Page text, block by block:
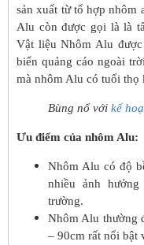
sản xuất từ tổ hợp nhôm
Alu còn được gọi là là
Vật liệu Nhôm Alu
biển quảng cáo ngoài
mà nhôm Alu có tuổi thọ
Bùng nổ với kế
Ưu điểm của nhôm Alu:
Nhôm Alu có độ
nhiều ảnh
trường.
Nhôm Alu thường
– 90cm rất nổi bật